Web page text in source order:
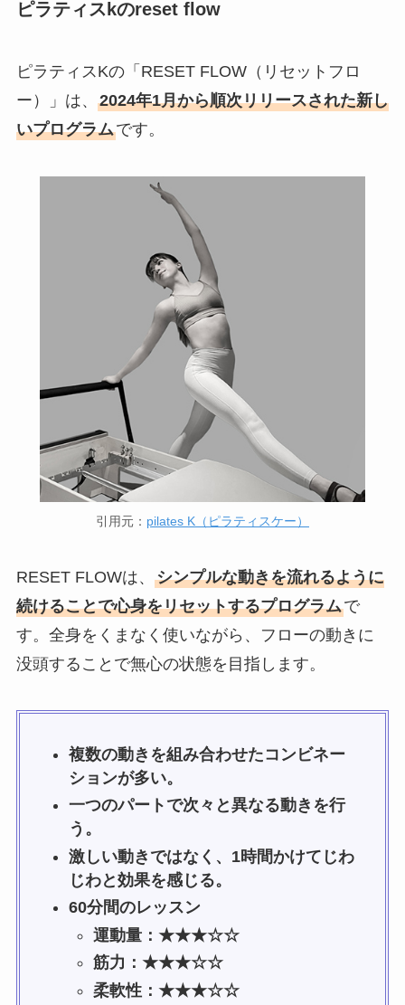
ピラティスkのreset flow
ピラティスKの「RESET FLOW（リセットフロ
ー）」は、 2024年1月から順次リリースされた新し
いプログラムです。
引用元： pilates K（ピラティスケー）
RESET FLOWは、 シンプルな動きを流れるように
続けることで心身をリセットするプログラムで
す。全身をくまなく使いながら、フローの動きに
没頭することで無心の状態を目指します。
複数の動きを組み合わせたコンビネー
ションが多い。
一つのパートで次々と異なる動きを行
う。
激しい動きではなく、1時間かけてじわ
じわと効果を感じる。
60分間のレッスン
運動量：★★★☆☆
筋力：★★★☆☆
柔軟性：★★★☆☆